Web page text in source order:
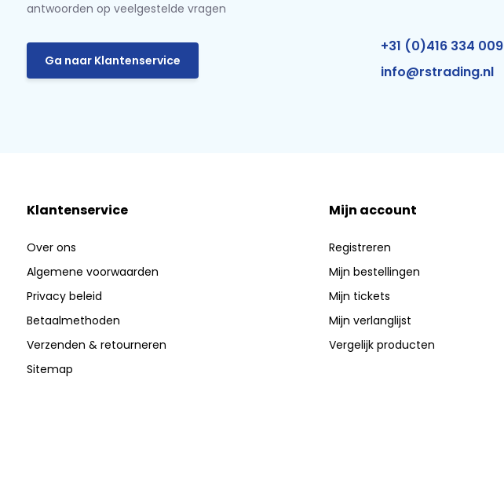
antwoorden op veelgestelde vragen
Ga naar Klantenservice
+31 (0)416 334 009
info@rstrading.nl
Klantenservice
Over ons
Algemene voorwaarden
Privacy beleid
Betaalmethoden
Verzenden & retourneren
Sitemap
Mijn account
Registreren
Mijn bestellingen
Mijn tickets
Mijn verlanglijst
Vergelijk producten